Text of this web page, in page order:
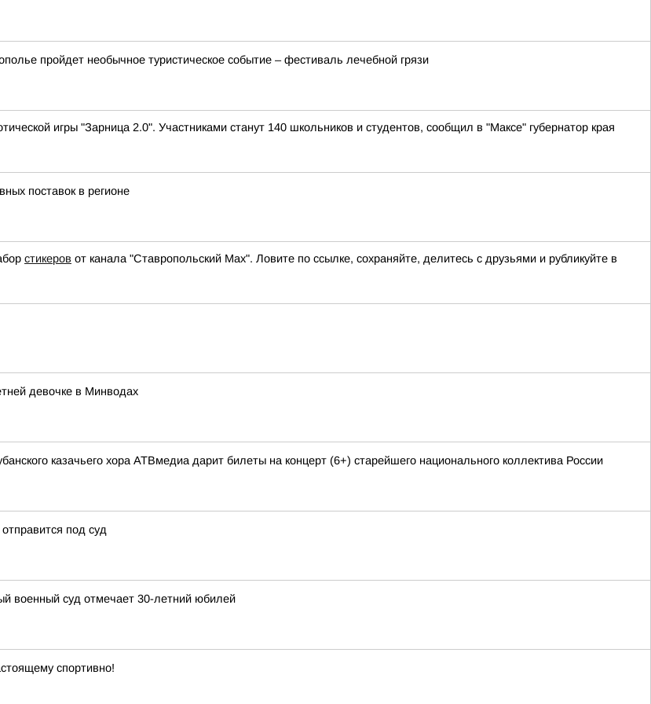
пройдет необычное туристическое событие – фестиваль лечебной грязи
игры "Зарница 2.0". Участниками станут 140 школьников и студентов, сообщил в "Максе" губернатор края
поставок в регионе
стикеров от канала "Ставропольский Max". Ловите по ссылке, сохраняйте, делитесь с друзьями и рубликуйте в
девочке в Минводах
казачьего хора АТВмедиа дарит билеты на концерт (6+) старейшего национального коллектива России
под суд
военный суд отмечает 30-летний юбилей
спортивно!